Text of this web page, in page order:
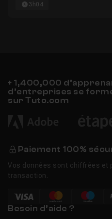
3h04
+ 1,400,000
d’entreprises se
sur Tuto.com
Paiement 100%
Vos données sont chiffrées et
transaction.
Besoin d’aide ?